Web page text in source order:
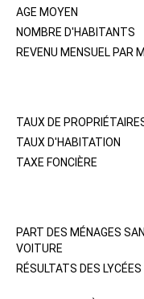
AGE MOYEN
NOMBRE D'HABITANTS
REVENU MENSUEL PAR
TAUX DE
TAUX D'HABITATION
TAXE FONCIÈRE
PART DES MÉNAGES
VOITURE
RÉSULTATS DES LYCÉES